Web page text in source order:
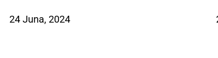
24 Juna, 2024